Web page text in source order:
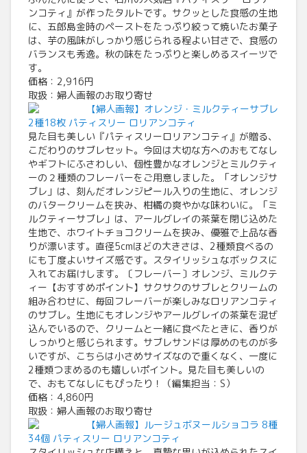
ンコティ』が作ったタルトです。サクッとした食感の生地
に、五郎島金時のペーストをたっぷり絞って焼いたお菓子
は、芋の風味がしっかり感じられる程よい甘さで、食感の
バランスも秀逸。秋の味をたっぷりと楽しめるスイーツで
す。
価格：2,916円
取扱：婦人画報のお取り寄せ
【婦人画報】オレンジ・ミルクティーサブレ
2種18枚 パティスリー ロリアンコティ
見た目も美しい『パティスリーロリアンコティ』が贈る、
こだわりのサブレセット。今回は大切な方へのおもてなし
やギフトにふさわしい、個性豊かなオレンジとミルクティ
ーの２種類のフレーバーをご用意しました。「オレンジサ
ブレ」は、刻んだオレンジピール入りの生地に、オレンジ
のバタークリームを挟み、柑橘の爽やかな味わいに。「ミ
ルクティーサブレ」は、アールグレイの茶葉を閉じ込めた
生地で、ホワイトチョコクリームを挟み、優雅で上品な香
りが漂います。直径5cmほどの大きさは、2種類食べるの
にも丁度よいサイズ感です。スタイリッシュなボックスに
入れてお届けします。〔フレーバー〕オレンジ、ミルクテ
ィー【おすすめポイント】サクサクのサブレとクリームの
組み合わせに、毎回フレーバーが楽しみなロリアンコティ
のサブレ。生地にもオレンジやアールグレイの茶葉を混ぜ
込んでいるので、クリームと一緒に食べたときに、香りが
しっかりと感じられます。サブレサンドは厚めのものが多
いですが、こちらは小さめサイズなので重くなく、一度に
2種類つまめるのも嬉しいポイント。見た目も美しいの
で、おもてなしにもぴったり！（編集担当：S）
価格：4,860円
取扱：婦人画報のお取り寄せ
【婦人画報】ルージュボヌールショコラ 8種
34個 パティスリー ロリアンコティ